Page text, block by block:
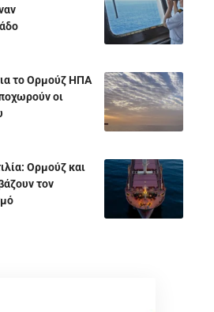
το Ορμούζ ΗΠΑ
οι
Ορμούζ και
τον